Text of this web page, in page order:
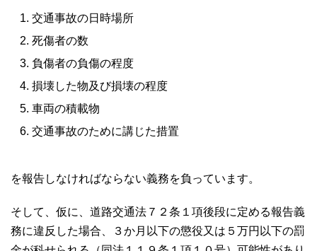
交通事故の日時場所
死傷者の数
負傷者の負傷の程度
損壊した物及び損壊の程度
車両の積載物
交通事故のために講じた措置
を報告しなければならない義務を負っています。
そして、仮に、道路交通法７２条１項後段に定める報告義
務に違反した場合、３か月以下の懲役又は５万円以下の罰